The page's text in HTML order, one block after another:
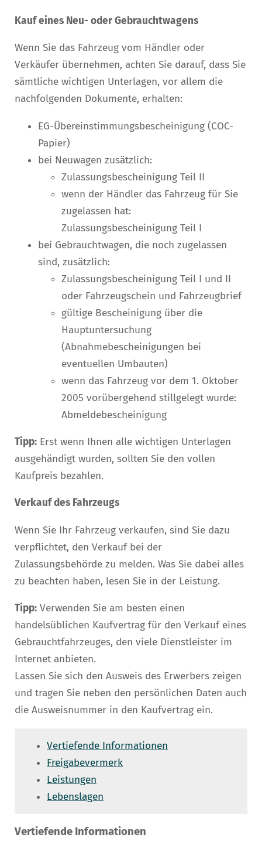
Kauf eines Neu- oder Gebrauchtwagens
Wenn Sie das Fahrzeug vom Händler oder
Verkäufer übernehmen, achten Sie darauf, dass Sie
sämtliche wichtigen Unterlagen, vor allem die
nachfolgenden Dokumente, erhalten:
EG-Übereinstimmungsbescheinigung (COC-
Papier)
bei Neuwagen zusätzlich:
Zulassungsbescheinigung Teil II
wenn der Händler das Fahrzeug für Sie
zugelassen hat:
Zulassungsbescheinigung Teil I
bei Gebrauchtwagen, die noch zugelassen
sind, zusätzlich:
Zulassungsbescheinigung Teil I und II
oder Fahrzeugschein und Fahrzeugbrief
gültige Bescheinigung über die
Hauptuntersuchung
(Abnahmebescheinigungen bei
eventuellen Umbauten)
wenn das Fahrzeug vor dem 1. Oktober
2005 vorübergehend stillgelegt wurde:
Abmeldebescheinigung
Tipp: Erst wenn Ihnen alle wichtigen Unterlagen
ausgehändigt wurden, sollten Sie den vollen
Kaufpreis bezahlen.
Verkauf des Fahrzeugs
Wenn Sie Ihr Fahrzeug verkaufen, sind Sie dazu
verpflichtet, den Verkauf bei der
Zulassungsbehörde zu melden. Was Sie dabei alles
zu beachten haben, lesen Sie in der Leistung.
Tipp: Verwenden Sie am besten einen
handelsüblichen Kaufvertrag für den Verkauf eines
Gebrauchtfahrzeuges, den viele Dienstleister im
Internet anbieten.
Lassen Sie sich den Ausweis des Erwerbers zeigen
und tragen Sie neben den persönlichen Daten auch
die Ausweisnummer in den Kaufvertrag ein.
Vertiefende Informationen
Freigabevermerk
Leistungen
Lebenslagen
Vertiefende Informationen